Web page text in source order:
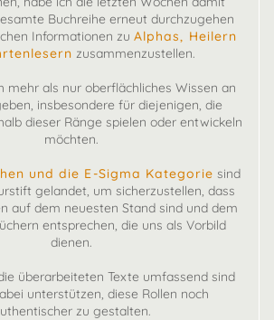
Buchreihe erneut durchzugehen
Informationen zuAlphas, Heilern
zusammenzustellen.
mehr als nur oberflächliches Wissen an
insbesondere für diejenigen, die
dieser Ränge spielen oder entwickeln
möchten.
und die E-Sigma Kategorie sind
gelandet, um sicherzustellen, dass
auf dem neuesten Stand sind und dem
entsprechen, die uns als Vorbild
dienen.
überarbeiteten Texte umfassend sind
unterstützen, diese Rollen noch
zu gestalten.